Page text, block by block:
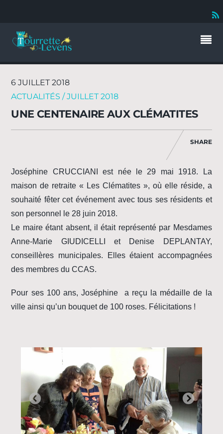
6 JUILLET 2018
ACTUALITÉS / JUILLET 2018
UNE CENTENAIRE AUX CLÉMATITES
SHARE
Joséphine CRUCCIANI est née le 29 mai 1918. La
maison de retraite « Les Clématites », où elle réside, a
souhaité fêter cet événement avec tous ses résidents et
son personnel le 28 juin 2018.
Le maire étant absent, il était représenté par Mesdames
Anne-Marie GIUDICELLI et Denise DEPLANTAY,
conseillères municipales. Elles étaient accompagnées
des membres du CCAS.
Pour ses 100 ans, Joséphine a reçu la médaille de la
ville ainsi qu’un bouquet de 100 roses. Félicitations !